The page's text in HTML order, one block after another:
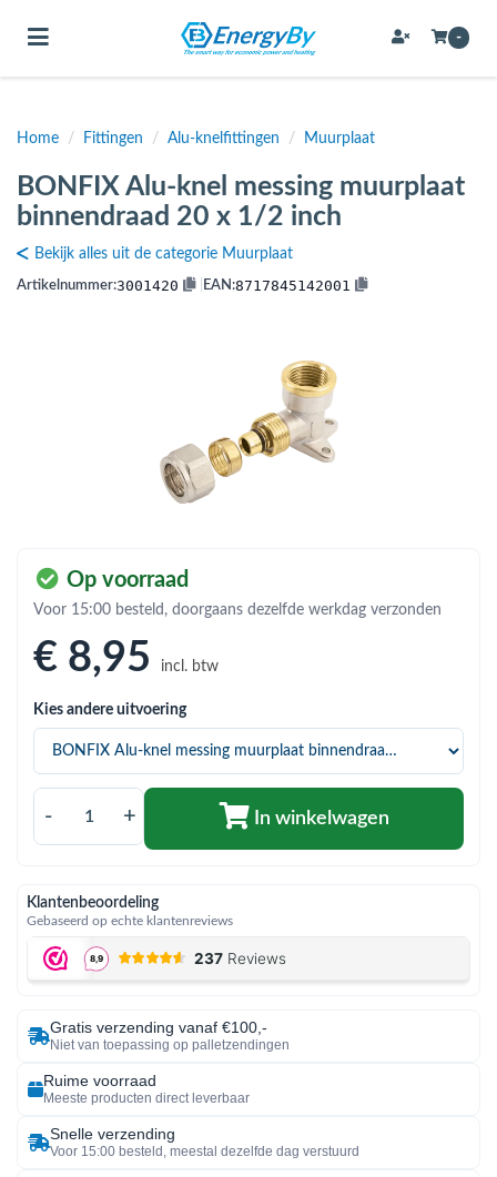
(Bevestigingsmateriaal / schroeven)
(Buffervaten, hygiene boilers & boilervaten)
(Expansievaten)
(Hemelwaterafvoer & riolering)
(Installatiemateriaal)
(Sanitair)
(Verwarming, kachels & ketels)
(Warmtepompen en warmtepompboilers)
Toggle navigation -
Home / Fittingen / Alu-knelfittingen / Muurplaat
BONFIX Alu-knel messing muurplaat
binnendraad 20 x 1/2 inch
Bekijk alles uit de categorie Muurplaat
Artikelnummer:3001420 EAN:8717845142001
Op voorraad
Voor 15:00 besteld, doorgaans dezelfde werkdag verzonden
€ 8,95 incl. btw
Kies andere uitvoering
- + In winkelwagen
Klantenbeoordeling
Gebaseerd op echte klantenreviews
Gratis verzending vanaf €100,-
Niet van toepassing op palletzendingen
Ruime voorraad
Meeste producten direct leverbaar
Snelle verzending
Voor 15:00 besteld, meestal dezelfde dag verstuurd